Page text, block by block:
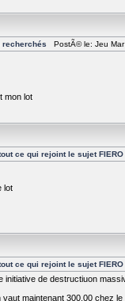
PostÃ© le: Jeu
mon lot
ce qui rejoint le sujet FIERO
lot
ce qui rejoint le sujet FIERO
de destructiuon
maintenant 300.00 chez